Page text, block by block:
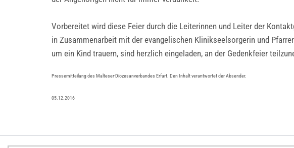
Vorbereitet wird diese Feier durch die Leiterinnen und Leiter der
in Zusammenarbeit mit der evangelischen Klinikseelsorgerin und
um ein Kind trauern, sind herzlich eingeladen, an der Gedenkfeier
Pressemitteilung des Malteser-Diözesanverbandes Erfurt. Den Inhalt verantwortet der Absender.
05.12.2016